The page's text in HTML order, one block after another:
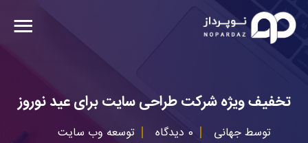
تخفیف ویژه شرکت طراحی سایت برای عید نوروز
توسطجهانی 0 دیدگاه توسعه وب سایت